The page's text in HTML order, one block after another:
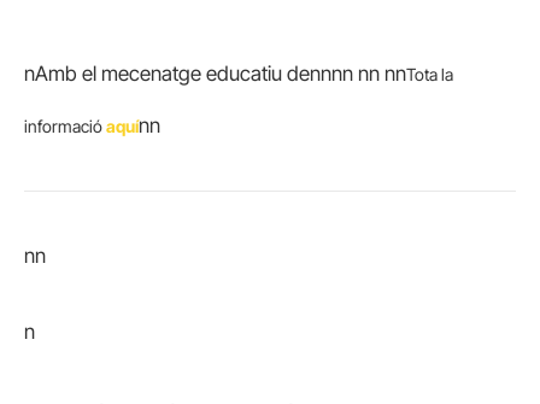
nAmb el mecenatge educatiu dennnn nn nnTota la
informacióaquínn
nn
n